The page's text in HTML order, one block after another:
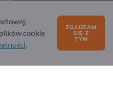
cookie
.
ZGADZAM
SIĘ Z
TYM